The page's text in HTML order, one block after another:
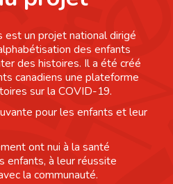
un projet national dirigé
des enfants
des histoires. Il a été créé
canadiens une plateforme
sur la COVID-19.
pour les enfants et leur
ont nui à la santé
enfants, à leur réussite
la communauté.